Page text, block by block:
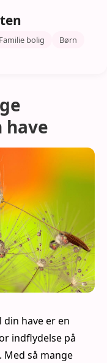
Familie bolig
Børn
din have er en
indflydelse på
Med så mange